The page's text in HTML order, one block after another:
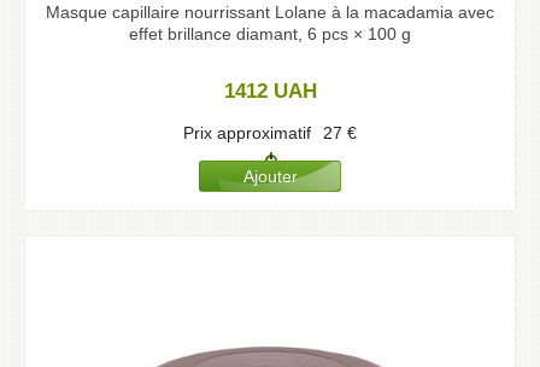
Masque capillaire nourrissant Lolane à la macadamia avec
effet brillance diamant, 6 pcs × 100 g
1412 UAH
Prix approximatif 27 €